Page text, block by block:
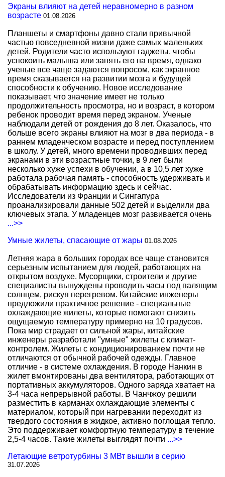
Экраны влияют на детей неравномерно в разном
возрасте 01.08.2026
Планшеты и смартфоны давно стали привычной
частью повседневной жизни даже самых маленьких
детей. Родители часто используют гаджеты, чтобы
успокоить малыша или занять его на время, однако
ученые все чаще задаются вопросом, как экранное
время сказывается на развитии мозга и будущей
способности к обучению. Новое исследование
показывает, что значение имеет не только
продолжительность просмотра, но и возраст, в котором
ребенок проводит время перед экраном. Ученые
наблюдали детей от рождения до 8 лет. Оказалось, что
больше всего экраны влияют на мозг в два периода - в
раннем младенческом возрасте и перед поступлением
в школу. У детей, много времени проводивших перед
экранами в эти возрастные точки, в 9 лет были
несколько хуже успехи в обучении, а в 10,5 лет хуже
работала рабочая память - способность удерживать и
обрабатывать информацию здесь и сейчас.
Исследователи из Франции и Сингапура
проанализировали данные 502 детей и выделили два
ключевых этапа. У младенцев мозг развивается очень
...>>
Умные жилеты, спасающие от жары 01.08.2026
Летняя жара в больших городах все чаще становится
серьезным испытанием для людей, работающих на
открытом воздухе. Мусорщики, строители и другие
специалисты вынуждены проводить часы под палящим
солнцем, рискуя перегревом. Китайские инженеры
предложили практичное решение - специальные
охлаждающие жилеты, которые помогают снизить
ощущаемую температуру примерно на 10 градусов.
Пока мир страдает от сильной жары, китайские
инженеры разработали "умные" жилеты с климат-
контролем. Жилеты с кондиционированием почти не
отличаются от обычной рабочей одежды. Главное
отличие - в системе охлаждения. В городе Нанкин в
жилет вмонтированы два вентилятора, работающих от
портативных аккумуляторов. Одного заряда хватает на
3-4 часа непрерывной работы. В Чанчжоу решили
разместить в карманах охлаждающие элементы с
материалом, который при нагревании переходит из
твердого состояния в жидкое, активно поглощая тепло.
Это поддерживает комфортную температуру в течение
2,5-4 часов. Такие жилеты выглядят почти ...>>
Летающие ветротурбины 3 МВт вышли в серию
31.07.2026